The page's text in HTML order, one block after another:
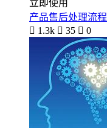
立即使用
产品售后处理流程
 1.3k  35  0